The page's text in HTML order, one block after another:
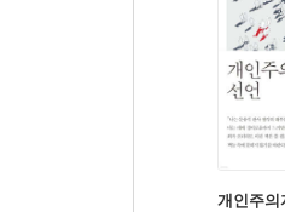
개인주의